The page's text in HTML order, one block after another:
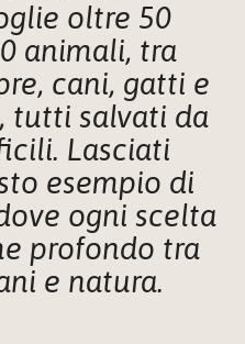
oltre 50
animali, tra
cani, gatti e
tutti salvati da
Lasciati
esempio di
ogni scelta
profondo tra
e natura.